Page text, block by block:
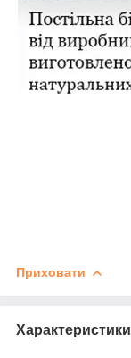
Приховати
Характеристики